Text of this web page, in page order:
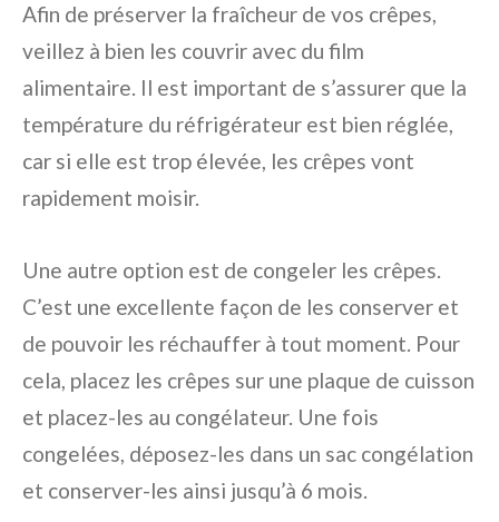
Afin de préserver la fraîcheur de vos crêpes,
veillez à bien les couvrir avec du film
alimentaire. Il est important de s’assurer que la
température du réfrigérateur est bien réglée,
car si elle est trop élevée, les crêpes vont
rapidement moisir.
Une autre option est de congeler les crêpes.
C’est une excellente façon de les conserver et
de pouvoir les réchauffer à tout moment. Pour
cela, placez les crêpes sur une plaque de cuisson
et placez-les au congélateur. Une fois
congelées, déposez-les dans un sac congélation
et conserver-les ainsi jusqu’à 6 mois.